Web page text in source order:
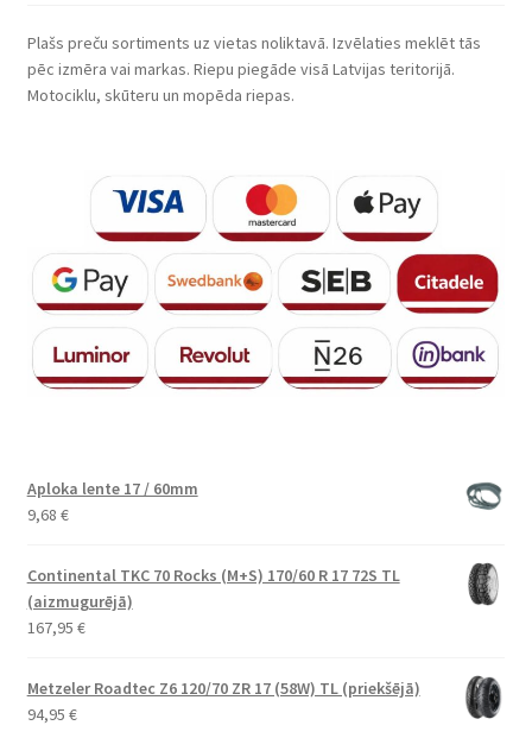
Plašs preču sortiments uz vietas noliktavā. Izvēlaties meklēt tās
pēc izmēra vai markas. Riepu piegāde visā Latvijas teritorijā.
Motociklu, skūteru un mopēda riepas.
Aploka lente 17 / 60mm
9,68 €
Continental TKC 70 Rocks (M+S) 170/60 R 17 72S TL
(aizmugurējā)
167,95 €
Metzeler Roadtec Z6 120/70 ZR 17 (58W) TL (priekšējā)
94,95 €